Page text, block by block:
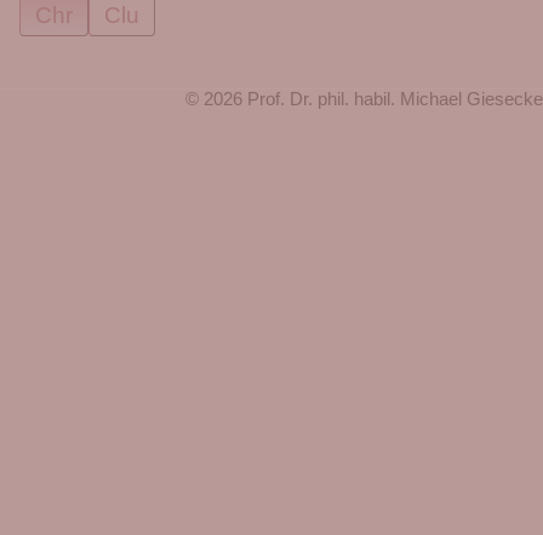
Chr
Clu
© 2026 Prof. Dr. phil. habil. Michael Giesecke